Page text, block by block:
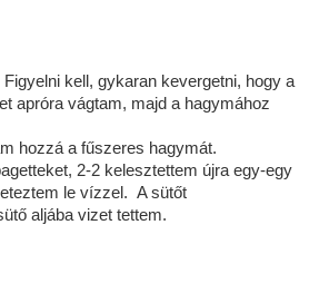
kell, gykaran kevergetni, hogy a
apróra vágtam, majd a hagymához
hozzá a fűszeres hagymát.
2-2 kelesztettem újra egy-egy
le vízzel. A sütőt
aljába vizet tettem.